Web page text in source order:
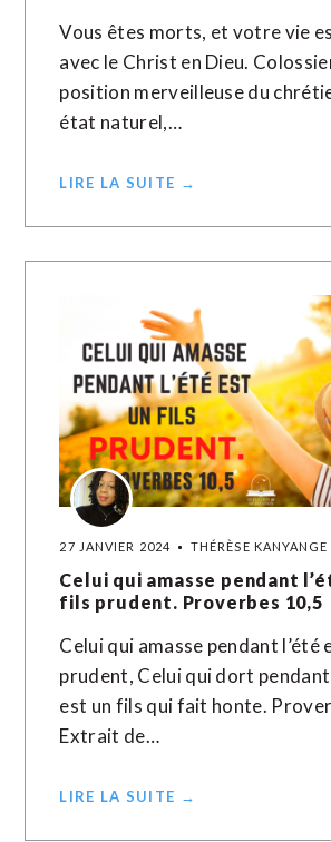
Vous êtes morts, et votre vie
avec le Christ en Dieu.
position merveilleuse du
état naturel,…
LIRE LA SUITE →
27 JANVIER 2024 THÉRÈSE KANYANGE
Celui qui amasse pendant
fils prudent. Proverbes 10,5
Celui qui amasse pendant l’été
prudent, Celui qui dort
est un fils qui fait honte.
Extrait de…
LIRE LA SUITE →